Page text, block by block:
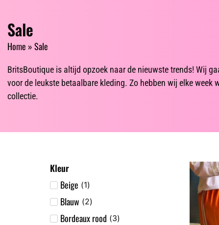
Sale
Home »Sale
BritsBoutique is altijd opzoek naar de nieuwste trends! Wij
voor de leukste betaalbare kleding. Zo hebben wij elke week
collectie.
Kleur
Beige (1)
Blauw (2)
Bordeaux rood (3)